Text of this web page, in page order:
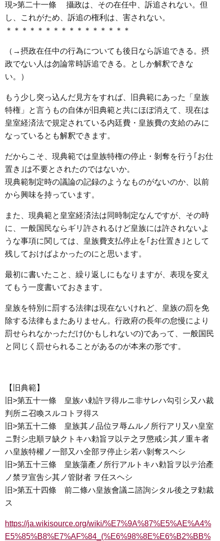
現>第二十一條 攝政は、その在任中、訴追されない。但
し、これがため、訴追の権利は、害されない。
＊＊＊＊＊＊＊＊＊＊＊＊＊＊＊＊
（→摂政在任中の行為についても後日なら訴追できる。摂
政でない人は勿論常時訴追できる。としか解釈できな
い。）
もう少し突っ込んだ見方をすれば、旧典範にあった「皇族
特権」と言うもの自体が旧典範と共にほぼ消えて、現在は
皇室経済法で規定されている内廷費・皇族費の支給のみに
なっているとも解釈できます。
だからこそ、現典範では皇族特権の停止・剝奪を行う｢お仕
置き｣は不要とされたのではないか。
現典範制定時の議論の記録のようなものがないのか、以前
から興味を持っています。
また、現典範と皇室経済法は同時制定なんですが、その時
に、一般国民ならギリ許されるけど皇族には許されないよ
うな事項に関しては、皇族費支払停止を｢お仕置き｣として
残しておけばよかったのにと思います。
最初に書いたこと、繰り返しにもなりますが、表現を変え
てもう一度書いておきます。
皇族を特別に罰する法律は現在ないけれど、皇族の罰を免
除する法律もまたありません。行政府の長年の怠慢により
罰せられなかっただけ(かもしれないの)であって、一般国民
と同じく罰せられることがあるのが本来の形です。
【旧典範】
旧>第五十一條 皇族ハ勅許ヲ得ルニ非サレハ勾引シ又ハ裁
判所ニ召喚スルコトヲ得ス
旧>第五十二條 皇族其ノ品位ヲ辱ムルノ所行アリ又ハ皇室
ニ對シ忠順ヲ缺クトキハ勅旨ヲ以テ之ヲ懲戒シ其ノ重キ者
ハ皇族特權ノ一部又ハ全部ヲ停止シ若ハ剝奪スヘシ
旧>第五十三條 皇族蕩產ノ所行アルトキハ勅旨ヲ以テ治產
ノ禁ヲ宣吿シ其ノ管財者 ヲ任スヘシ
旧>第五十四條 前二條ハ皇族會議ニ諮詢シタル後之ヲ勅裁
ス
https://ja.wikisource.org/wiki/%E7%9A%87%E5%AE%A4%
E5%85%B8%E7%AF%84_(%E6%98%8E%E6%B2%BB%